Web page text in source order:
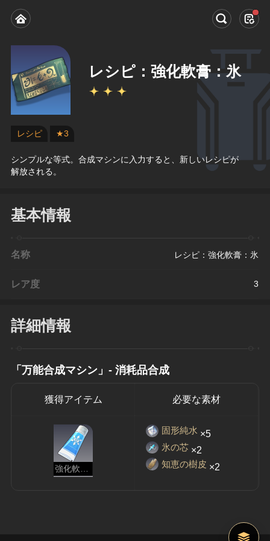
レシピ：強化軟膏：氷
レシピ ★3
シンプルな等式。合成マシンに入力すると、新しいレシピが
解放される。
基本情報
名称 レシピ：強化軟膏：氷
レア度 3
詳細情報
「万能合成マシン」- 消耗品合成
獲得アイテム 必要な素材
固形純水 ×5
氷の芯 ×2
知恵の樹皮 ×2